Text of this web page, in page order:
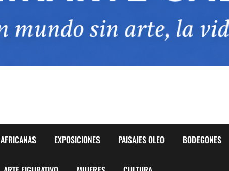
AFRICANAS EXPOSICIONES PAISAJES OLEO BODEGONES